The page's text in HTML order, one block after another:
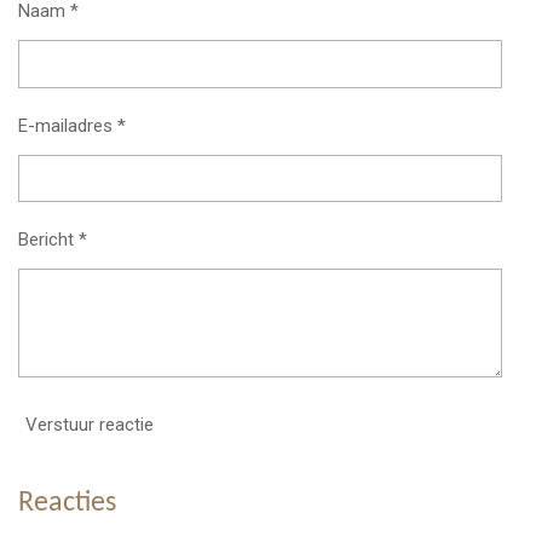
Naam *
E-mailadres *
Bericht *
Verstuur reactie
Reacties